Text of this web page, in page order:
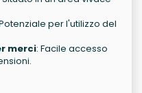
per l'utilizzo del
merci: Facile accesso